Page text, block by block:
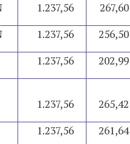
1.237,56 267,60
1.237,56 256,50
1.237,56 202,99
1.237,56 265,42
1.237,56 261,64